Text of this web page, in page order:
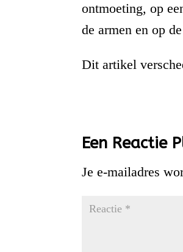
ontmoeting, op
de armen en op
Dit artikel
Een Reactie
Je e-mailadres